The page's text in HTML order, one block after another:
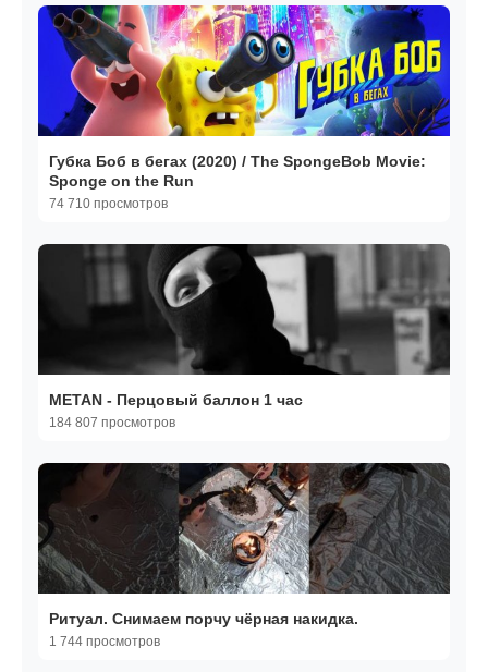
Губка Боб в бегах (2020) / The SpongeBob Movie:
Sponge on the Run
74 710 просмотров
METAN - Перцовый баллон 1 час
184 807 просмотров
Ритуал. Снимаем порчу чёрная накидка.
1 744 просмотров